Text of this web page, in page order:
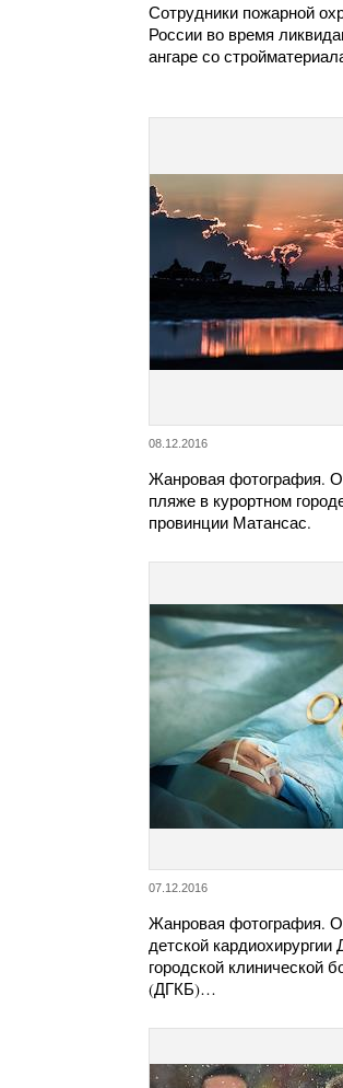
Сотрудники пожарной
России во время
ангаре со
08.12.2016
Жанровая фотография.
пляже в курортном
провинции Матансас.
07.12.2016
Жанровая фотография.
детской кардиохирургии
городской клинической
(ДГКБ)…